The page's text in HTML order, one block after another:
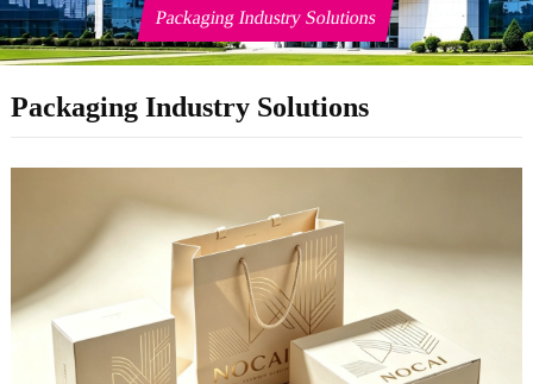
Packaging Industry Solutions
Packaging Industry Solutions